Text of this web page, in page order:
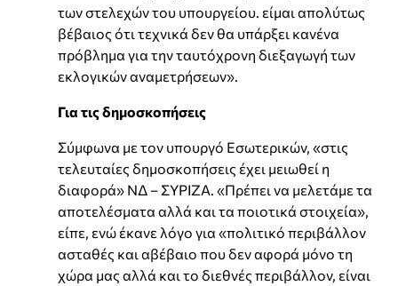
των στελεχών του υπουργείου. είμαι απολύτως
βέβαιος ότι τεχνικά δεν θα υπάρξει κανένα
πρόβλημα για την ταυτόχρονη διεξαγωγή των
εκλογικών αναμετρήσεων».
Για τις δημοσκοπήσεις
Σύμφωνα με τον υπουργό Εσωτερικών, «στις
τελευταίες δημοσκοπήσεις έχει μειωθεί η
διαφορά» ΝΔ – ΣΥΡΙΖΑ. «Πρέπει να μελετάμε τα
αποτελέσματα αλλά και τα ποιοτικά στοιχεία»,
είπε, ενώ έκανε λόγο για «πολιτικό περιβάλλον
ασταθές και αβέβαιο που δεν αφορά μόνο τη
χώρα μας αλλά και το διεθνές περιβάλλον, είναι